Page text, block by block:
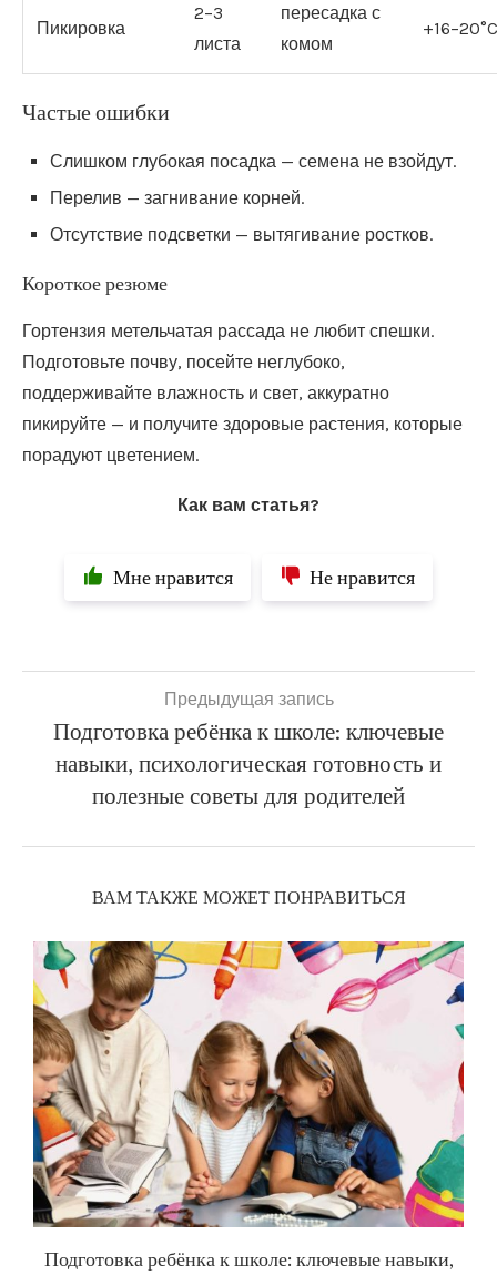
Пикировка
2–3
листа
пересадка с
комом
+16–20°C
Частые ошибки
Слишком глубокая посадка — семена не взойдут.
Перелив — загнивание корней.
Отсутствие подсветки — вытягивание ростков.
Короткое резюме
Гортензия метельчатая рассада не любит спешки.
Подготовьте почву, посейте неглубоко,
поддерживайте влажность и свет, аккуратно
пикируйте — и получите здоровые растения, которые
порадуют цветением.
Как вам статья?
Мне нравится Не нравится
Предыдущая запись
Подготовка ребёнка к школе: ключевые
навыки, психологическая готовность и
полезные советы для родителей
ВАМ ТАКЖЕ МОЖЕТ ПОНРАВИТЬСЯ
Подготовка ребёнка к школе: ключевые навыки,